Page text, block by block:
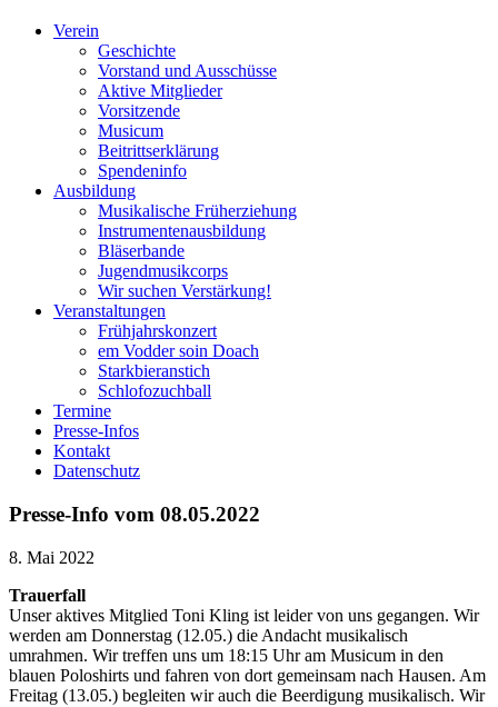
Verein
Geschichte
Vorstand und Ausschüsse
Aktive Mitglieder
Vorsitzende
Musicum
Beitrittserklärung
Spendeninfo
Ausbildung
Musikalische Früherziehung
Instrumentenausbildung
Bläserbande
Jugendmusikcorps
Wir suchen Verstärkung!
Veranstaltungen
Frühjahrskonzert
em Vodder soin Doach
Starkbieranstich
Schlofozuchball
Termine
Presse-Infos
Kontakt
Datenschutz
Presse-Info vom 08.05.2022
8. Mai 2022
Trauerfall
Unser aktives Mitglied Toni Kling ist leider von uns gegangen. Wir
werden am Donnerstag (12.05.) die Andacht musikalisch
umrahmen. Wir treffen uns um 18:15 Uhr am Musicum in den
blauen Poloshirts und fahren von dort gemeinsam nach Hausen. Am
Freitag (13.05.) begleiten wir auch die Beerdigung musikalisch. Wir